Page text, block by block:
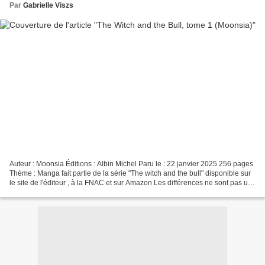
Par Gabrielle Viszs
Auteur : Moonsia Éditions : Albin Michel Paru le : 22 janvier 2025 256 pages
Thème : Manga fait partie de la série "The witch and the bull" disponible sur
le site de l'éditeur , à la FNAC et sur Amazon Les différences ne sont pas un